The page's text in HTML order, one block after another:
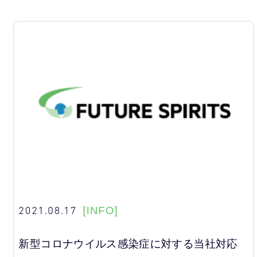
2021.08.17 [INFO]
新型コロナウイルス感染症に対する当社対応